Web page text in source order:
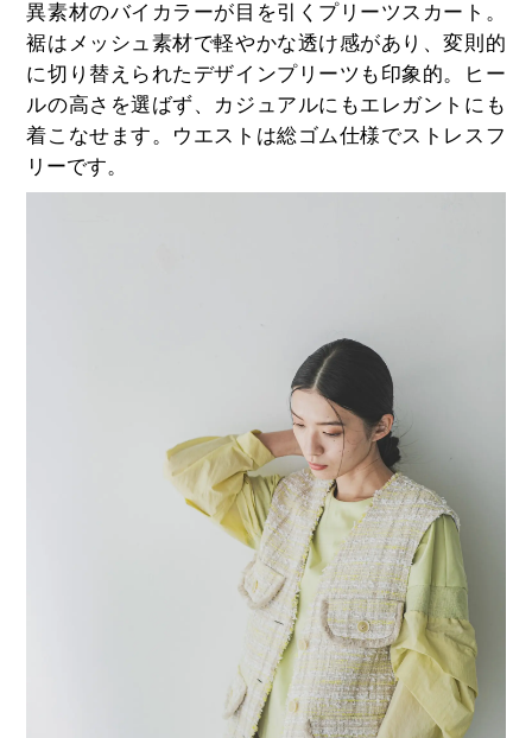
異素材のバイカラーが目を引くプリーツスカート。
裾はメッシュ素材で軽やかな透け感があり、変則的
に切り替えられたデザインプリーツも印象的。ヒー
ルの高さを選ばず、カジュアルにもエレガントにも
着こなせます。ウエストは総ゴム仕様でストレスフ
リーです。